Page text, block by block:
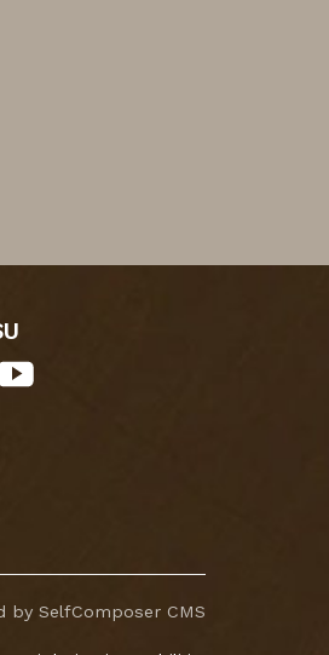
by SelfComposer CMS